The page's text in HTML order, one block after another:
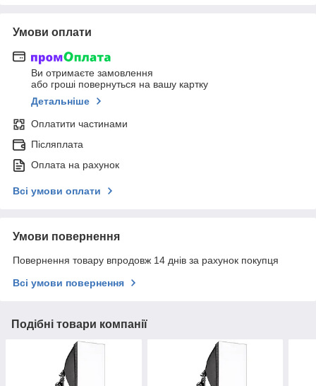
Умови оплати
Ви отримаєте замовлення
або гроші повернуться на вашу картку
Детальніше
Оплатити частинами
Післяплата
Оплата на рахунок
Всі умови оплати
Умови повернення
Повернення товару впродовж 14 днів за рахунок покупця
Всі умови повернення
Подібні товари компанії